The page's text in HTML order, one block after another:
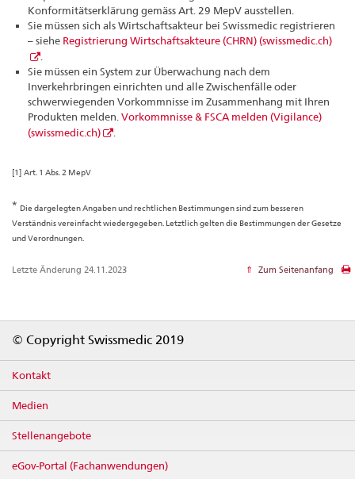
Konformitätserklärung gemäss Art. 29 MepV ausstellen.
Sie müssen sich als Wirtschaftsakteur bei Swissmedic registrieren
– siehe Registrierung Wirtschaftsakteure (CHRN) (swissmedic.ch)
Sie müssen ein System zur Überwachung nach dem
Inverkehrbringen einrichten und alle Zwischenfälle oder
schwerwiegenden Vorkommnisse im Zusammenhang mit Ihren
Produkten melden.Vorkommnisse & FSCA melden (Vigilance)
(swissmedic.ch)
[1] Art. 1 Abs. 2 MepV
* Die dargelegten Angaben und rechtlichen Bestimmungen sind zum besseren
Verständnis vereinfacht wiedergegeben. Letztlich gelten die Bestimmungen der Gesetze
und Verordnungen.
Letzte Änderung 24.11.2023 Zum Seitenanfang
© Copyright Swissmedic 2019
Kontakt
Medien
Stellenangebote
eGov-Portal (Fachanwendungen)